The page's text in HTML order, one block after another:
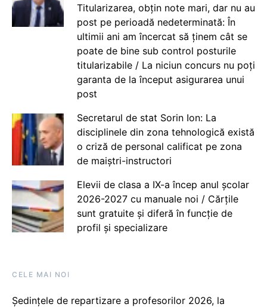
Titularizarea, obțin note mari, dar nu au
post pe perioadă nedeterminată: În
ultimii ani am încercat să ținem cât se
poate de bine sub control posturile
titularizabile / La niciun concurs nu poți
garanta de la început asigurarea unui
post
Secretarul de stat Sorin Ion: La
disciplinele din zona tehnologică există
o criză de personal calificat pe zona
de maiștri-instructori
Elevii de clasa a IX-a încep anul școlar
2026-2027 cu manuale noi / Cărțile
sunt gratuite și diferă în funcție de
profil și specializare
CELE MAI NOI
Ședințele de repartizare a profesorilor 2026, la